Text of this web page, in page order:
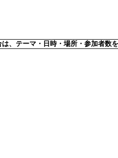
、テーマ・日時・場所・参加者数